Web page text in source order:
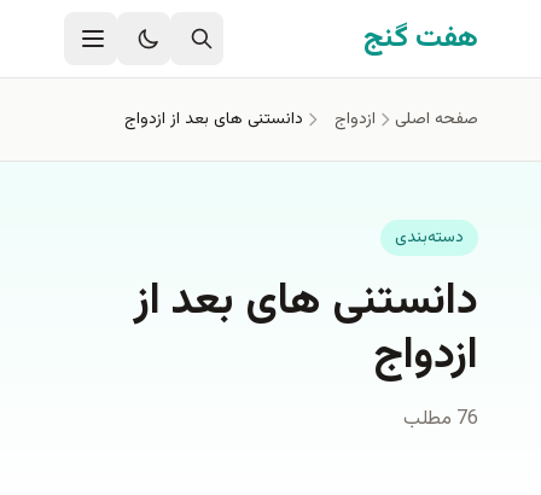
رفتن به محتوای اصلی
هفت گنج
صفحه اصلی ازدواج دانستنی های بعد از ازدواج
دسته‌بندی
دانستنی های بعد از
ازدواج
76 مطلب